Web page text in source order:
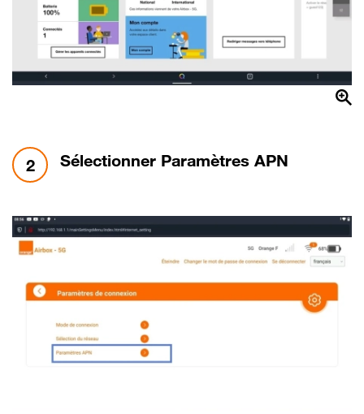
2 étape 2:
Sélectionner Paramètres APN